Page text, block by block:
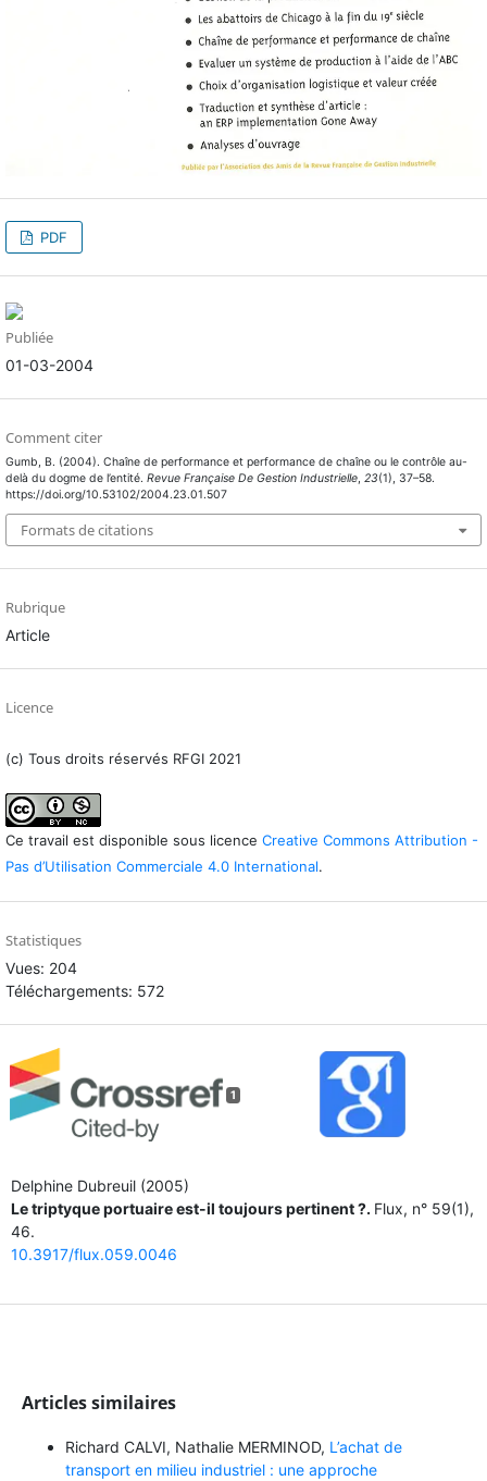
PDF
Publiée
01-03-2004
Comment citer
Gumb, B. (2004). Chaîne de performance et performance de chaîne ou le contrôle au-
delà du dogme de l’entité. Revue Française De Gestion Industrielle, 23(1), 37–58.
https://doi.org/10.53102/2004.23.01.507
Formats de citations
Rubrique
Article
Licence
(c) Tous droits réservés RFGI 2021
Ce travail est disponible sous licence Creative Commons Attribution -
Pas d’Utilisation Commerciale 4.0 International.
Statistiques
Vues: 204
Téléchargements: 572
1
Delphine Dubreuil (2005)
Le triptyque portuaire est-il toujours pertinent ?. Flux, n° 59(1),
46.
10.3917/flux.059.0046
Articles similaires
Richard CALVI, Nathalie MERMINOD, L’achat de
transport en milieu industriel : une approche